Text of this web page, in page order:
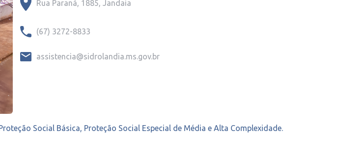
Rua Paraná, 1885, Jandaia
(67) 3272-8833
assistencia@sidrolandia.ms.gov.br
Social Básica, Proteção Social Especial de Média e Alta Complexidade.